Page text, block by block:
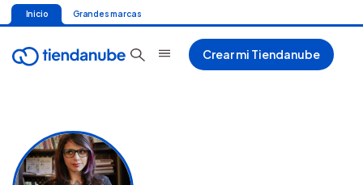
Inicio Grandes marcas
Crear mi Tiendanube